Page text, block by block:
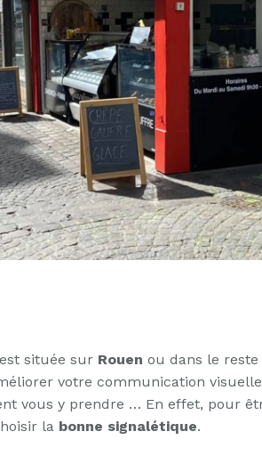
est située sur Rouen ou dans le
votre communication
vous y prendre … En effet, pour
la bonne signalétique.